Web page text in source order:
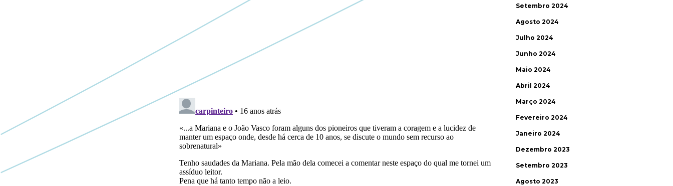
Setembro 2024
Agosto 2024
Julho 2024
Junho 2024
Maio 2024
Abril 2024
Março 2024
Fevereiro 2024
Janeiro 2024
Dezembro 2023
Setembro 2023
Agosto 2023